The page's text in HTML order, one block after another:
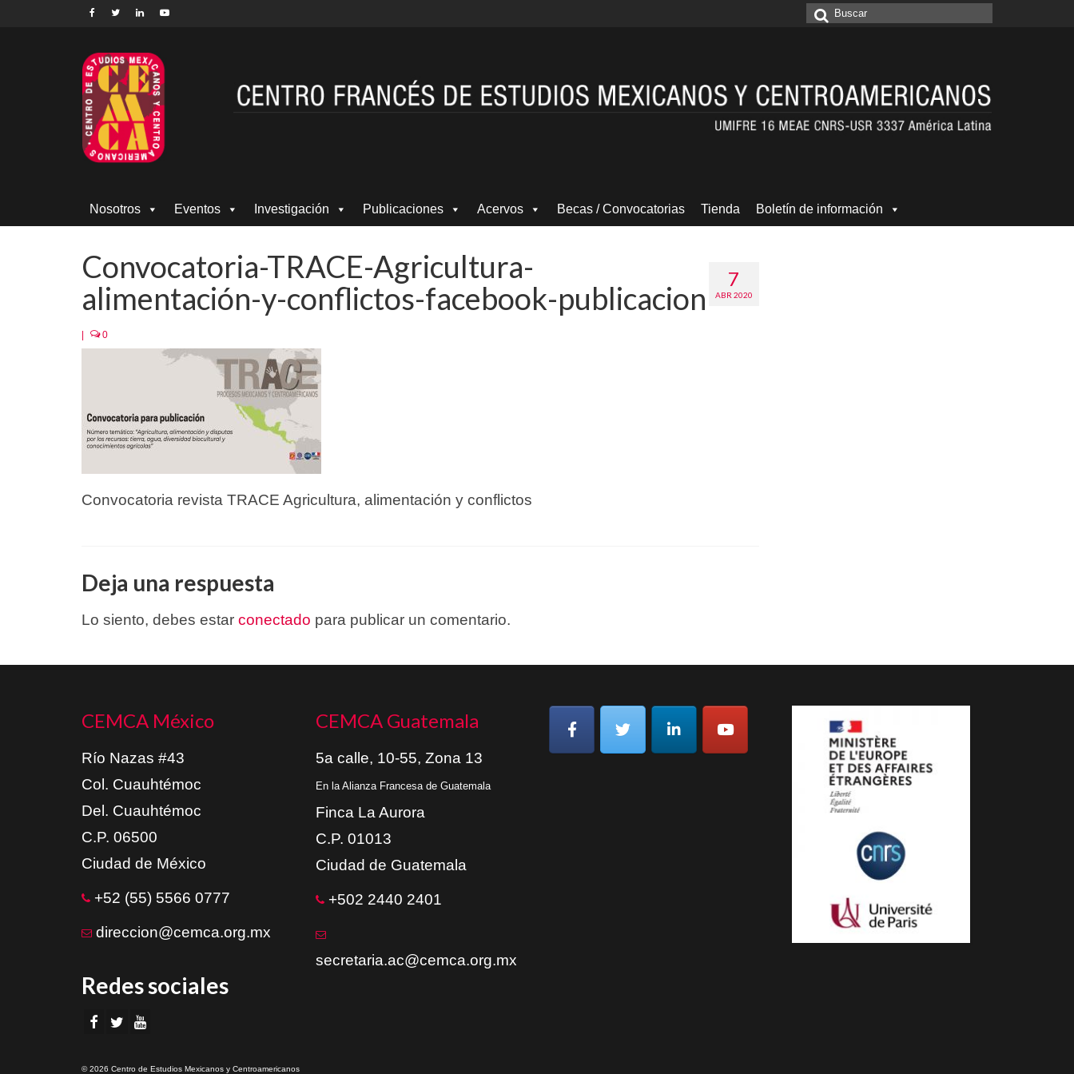
Buscar
Nosotros Eventos Investigación Publicaciones Acervos Becas / Convocatorias Tienda Boletín de información
7
ABR 2020
Convocatoria-TRACE-Agricultura-
alimentación-y-conflictos-facebook-publicacion
| 0
Convocatoria revista TRACE Agricultura, alimentación y conflictos
Deja una respuesta
Lo siento, debes estar conectado para publicar un comentario.
CEMCA México
Río Nazas #43
Col. Cuauhtémoc
Del. Cuauhtémoc
C.P. 06500
Ciudad de México
+52 (55) 5566 0777
direccion@cemca.org.mx
Redes sociales
CEMCA Guatemala
5a calle, 10-55, Zona 13
En la Alianza Francesa de Guatemala
Finca La Aurora
C.P. 01013
Ciudad de Guatemala
+502 2440 2401
secretaria.ac@cemca.org.mx
© 2026 Centro de Estudios Mexicanos y Centroamericanos